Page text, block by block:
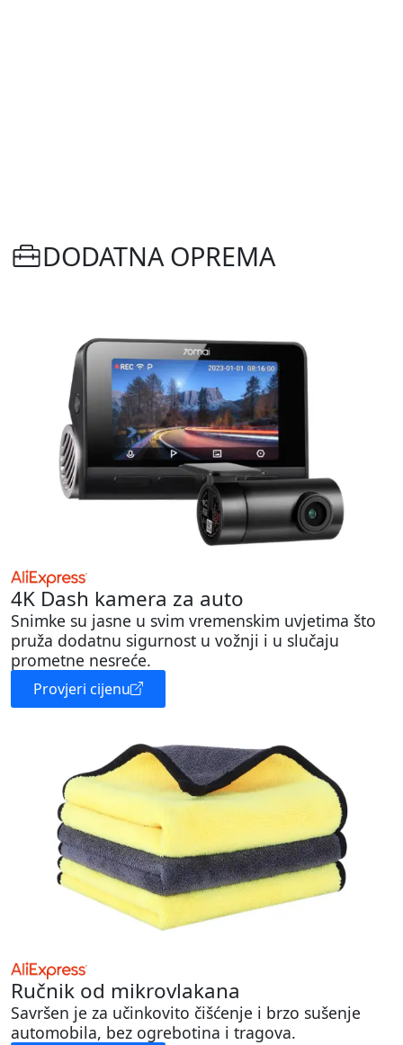
DODATNA OPREMA
4K Dash kamera za auto
Snimke su jasne u svim vremenskim uvjetima što
pruža dodatnu sigurnost u vožnji i u slučaju
prometne nesreće.
Provjeri cijenu
Ručnik od mikrovlakana
Savršen je za učinkovito čišćenje i brzo sušenje
automobila, bez ogrebotina i tragova.